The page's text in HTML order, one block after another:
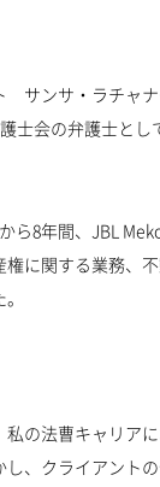
サンサ・ラチャ
士会の弁護士とし
ら8年間、JBL
に関する業務、
私の法曹キャリア
、クライアント